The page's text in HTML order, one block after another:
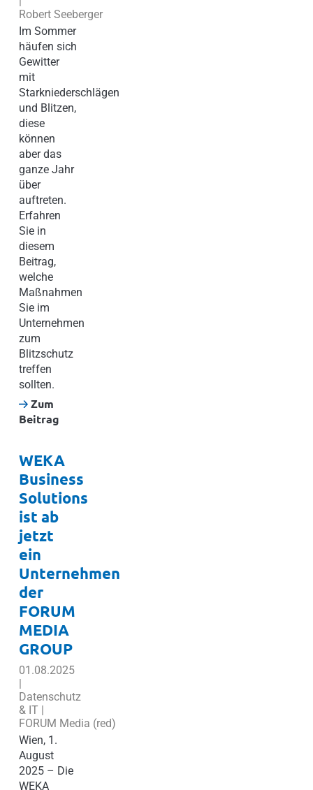
Robert Seeberger
Im Sommer
häufen sich
Gewitter
mit
Starkniederschlägen
und Blitzen,
diese
können
aber das
ganze Jahr
über
auftreten.
Erfahren
Sie in
diesem
Beitrag,
welche
Maßnahmen
Sie im
Unternehmen
zum
Blitzschutz
treffen
sollten.
Zum
Beitrag
WEKA
Business
Solutions
ist ab
jetzt
ein
Unternehmen
der
FORUM
MEDIA
GROUP
01.08.2025
Datenschutz
& IT |
FORUM Media (red)
Wien, 1.
August
2025 – Die
WEKA